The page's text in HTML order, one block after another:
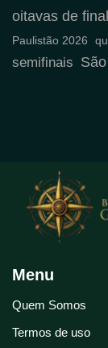
oitavas de final
Paulistão 2026
semifinais
Menu
Quem Somos
Termos de uso